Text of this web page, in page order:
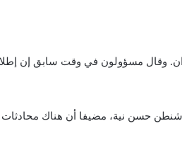
وقال مسؤولون في وقت سابق إن
واشنطن حسن نية، مضيفا أن هناك